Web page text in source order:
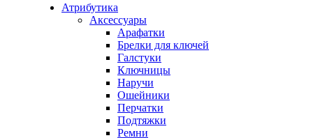
Атрибутика
Аксессуары
Арафатки
Брелки для ключей
Галстуки
Ключницы
Наручи
Ошейники
Перчатки
Подтяжки
Ремни